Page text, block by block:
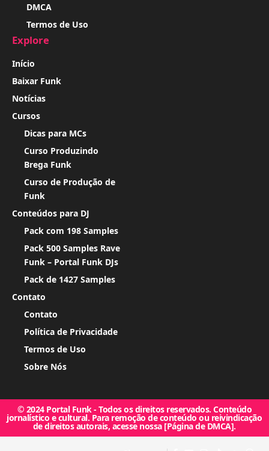
DMCA
Termos de Uso
Explore
Início
Baixar Funk
Notícias
Cursos
Dicas para MCs
Curso Produzindo
Brega Funk
Curso de Produção de
Funk
Conteúdos para DJ
Pack com 198 Samples
Pack 500 Samples Rave
Funk – Portal Funk DJs
Pack de 1427 Samples
Contato
Contato
Política de Privacidade
Termos de Uso
Sobre Nós
© 2024 Portal Funk - Todos os direitos reservados. Conteúdo
jornalístico e cultural. Para remoção de conteúdo ou reivindicação
de direitos autorais, acesse nossa [Página de DMCA].